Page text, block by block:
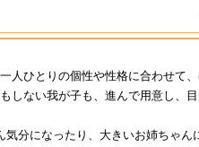
人ひとりの個性や性格に合わせて
しない我が子も、進んで用意し、
気分になったり、大きいお姉ちゃ